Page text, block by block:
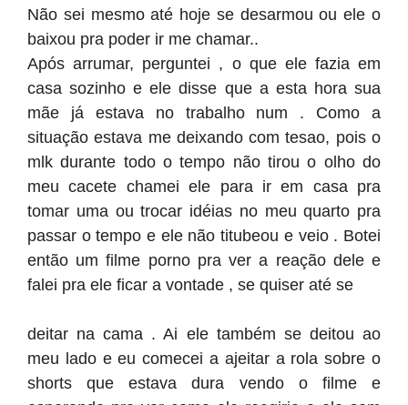
Não sei mesmo até hoje se desarmou ou ele o
baixou pra poder ir me chamar..
Após arrumar, perguntei , o que ele fazia em
casa sozinho e ele disse que a esta hora sua
mãe já estava no trabalho num . Como a
situação estava me deixando com tesao, pois o
mlk durante todo o tempo não tirou o olho do
meu cacete chamei ele para ir em casa pra
tomar uma ou trocar idéias no meu quarto pra
passar o tempo e ele não titubeou e veio . Botei
então um filme porno pra ver a reação dele e
falei pra ele ficar a vontade , se quiser até se
deitar na cama . Ai ele também se deitou ao
meu lado e eu comecei a ajeitar a rola sobre o
shorts que estava dura vendo o filme e